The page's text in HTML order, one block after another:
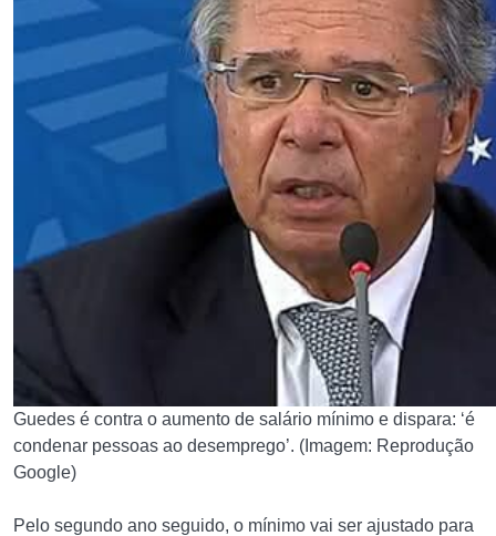
Guedes é contra o aumento de salário mínimo e dispara: ‘é
condenar pessoas ao desemprego’. (Imagem: Reprodução
Google)
Pelo segundo ano seguido, o mínimo vai ser ajustado para